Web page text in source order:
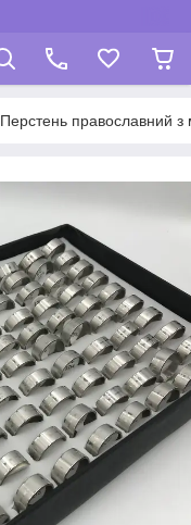
Перстень православний